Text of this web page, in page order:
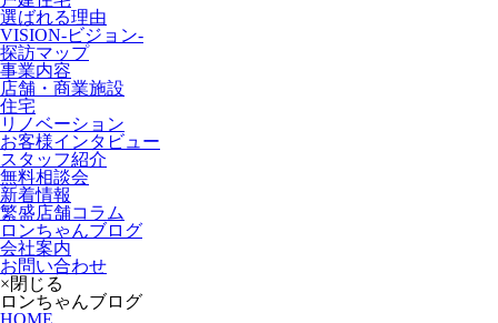
選ばれる理由
VISION-ビジョン-
探訪マップ
事業内容
店舗・商業施設
住宅
リノベーション
お客様インタビュー
スタッフ紹介
無料相談会
新着情報
繁盛店舗コラム
ロンちゃんブログ
会社案内
お問い合わせ
×閉じる
ロンちゃんブログ
HOME